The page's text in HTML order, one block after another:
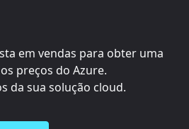
em vendas para obter uma
preços do Azure.
da sua solução cloud.